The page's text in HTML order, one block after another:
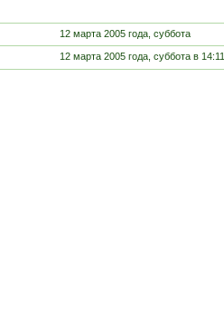
12 марта 2005 года, суббота
12 марта 2005 года, суббота в 14:11